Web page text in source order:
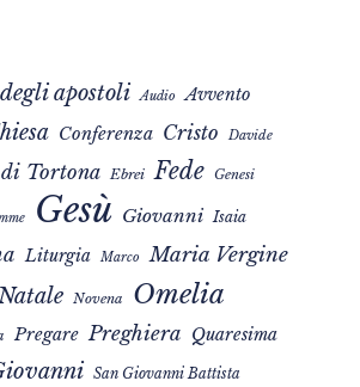
apostoli Audio Avvento
Conferenza Cristo Davide
Tortona Ebrei Fede Genesi
Gesù Giovanni Isaia
Liturgia Marco Maria Vergine
Novena Omelia
Pregare Preghiera Quaresima
San Giovanni Battista